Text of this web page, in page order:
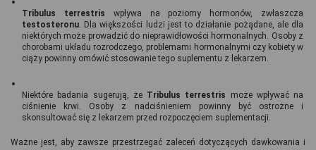
Tribulus terrestris
testosteronu. Dla większości ludzi jest to działanie pożądane, ale dla
niektórych może prowadzić do nieprawidłowości hormonalnych. Osoby z
chorobami układu rozrodczego, problemami hormonalnymi czy kobiety w
ciąży powinny omówić stosowanie tego suplementu z lekarzem.
Niektóre badania sugerują, że Tribulus terrestris może wpływać na
ciśnienie krwi. Osoby z nadciśnieniem powinny być ostrożne i
skonsultować się z lekarzem przed rozpoczęciem suplementacji.
Ważne jest, aby zawsze przestrzegać zaleceń dotyczących dawkowania i